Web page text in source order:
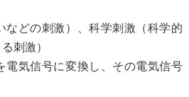
などの刺激）、科学刺激（科学的
刺激）
電気信号に変換し、その電気信号